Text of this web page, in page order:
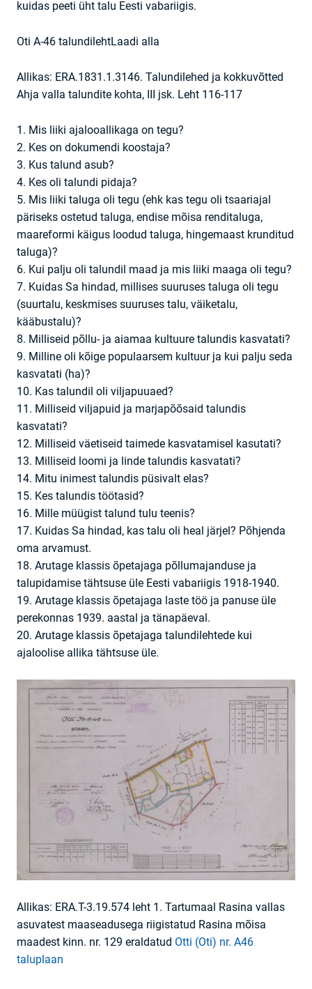
kuidas peeti üht talu Eesti vabariigis.
Oti A-46 talundilehtLaadi alla
Allikas: ERA.1831.1.3146. Talundilehed ja kokkuvõtted
Ahja valla talundite kohta, III jsk. Leht 116-117
1. Mis liiki ajalooallikaga on tegu?
2. Kes on dokumendi koostaja?
3. Kus talund asub?
4. Kes oli talundi pidaja?
5. Mis liiki taluga oli tegu (ehk kas tegu oli tsaariajal
päriseks ostetud taluga, endise mõisa renditaluga,
maareformi käigus loodud taluga, hingemaast krunditud
taluga)?
6. Kui palju oli talundil maad ja mis liiki maaga oli tegu?
7. Kuidas Sa hindad, millises suuruses taluga oli tegu
(suurtalu, keskmises suuruses talu, väiketalu,
kääbustalu)?
8. Milliseid põllu- ja aiamaa kultuure talundis kasvatati?
9. Milline oli kõige populaarsem kultuur ja kui palju seda
kasvatati (ha)?
10. Kas talundil oli viljapuuaed?
11. Milliseid viljapuid ja marjapõõsaid talundis
kasvatati?
12. Milliseid väetiseid taimede kasvatamisel kasutati?
13. Milliseid loomi ja linde talundis kasvatati?
14. Mitu inimest talundis püsivalt elas?
15. Kes talundis töötasid?
16. Mille müügist talund tulu teenis?
17. Kuidas Sa hindad, kas talu oli heal järjel? Põhjenda
oma arvamust.
18. Arutage klassis õpetajaga põllumajanduse ja
talupidamise tähtsuse üle Eesti vabariigis 1918-1940.
19. Arutage klassis õpetajaga laste töö ja panuse üle
perekonnas 1939. aastal ja tänapäeval.
20. Arutage klassis õpetajaga talundilehtede kui
ajaloolise allika tähtsuse üle.
Allikas: ERA.T-3.19.574 leht 1. Tartumaal Rasina vallas
asuvatest maaseadusega riigistatud Rasina mõisa
maadest kinn. nr. 129 eraldatud Otti (Oti) nr. A46
taluplaan